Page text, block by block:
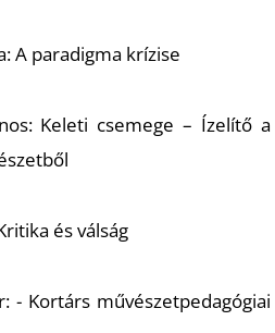
A paradigma krízise
Keleti csemege – Ízelítő a
és válság
- Kortárs művészetpedagógiai